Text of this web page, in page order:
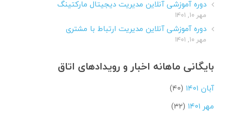
دوره آموزشی آنلاین مدیریت دیجیتال مارکتینگ
مهر ۱۰, ۱۴۰۱
دوره آموزشی آنلاین مدیریت ارتباط با مشتری
مهر ۱۰, ۱۴۰۱
بایگانی ماهانه اخبار و رویدادهای اتاق
آبان ۱۴۰۱
(۴۰)
مهر ۱۴۰۱
(۳۲)